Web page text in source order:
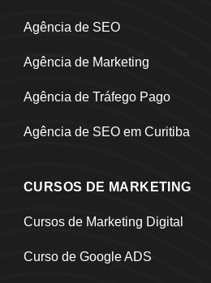
Agência de SEO
Agência de Marketing
Agência de Tráfego Pago
Agência de SEO em Curitiba
CURSOS DE MARKETING
Cursos de Marketing Digital
Curso de Google ADS